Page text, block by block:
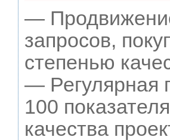
—
запросов,
степенью
— Регулярная
100
качества